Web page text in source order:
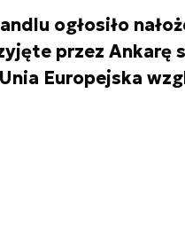
ogłosiło
przez Ankarę
Europejska